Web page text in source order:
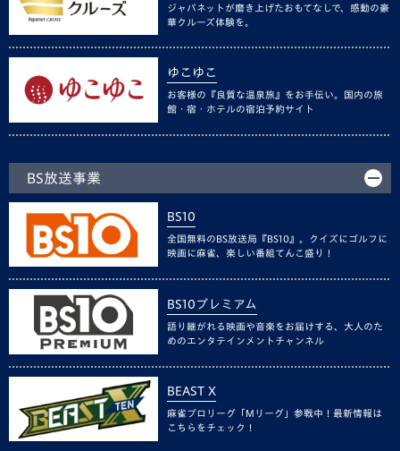
ジャパネットが磨き上げたおもてなしで、感動の豪
華クルーズ体験を。
ゆこゆこ
お客様の『良質な温泉旅』をお手伝い。国内の旅
館・宿・ホテルの宿泊予約サイト
BS放送事業
BS10
全国無料のBS放送局『BS10』。クイズにゴルフに
映画に麻雀、楽しい番組てんこ盛り！
BS10プレミアム
語り継がれる映画や音楽をお届けする、大人のた
めのエンタテインメントチャンネル
BEAST X
麻雀プロリーグ「Mリーグ」参戦中！最新情報は
こちらをチェック！